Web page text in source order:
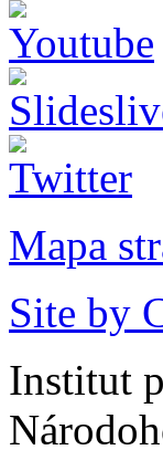
Mapa
Site by
Institut